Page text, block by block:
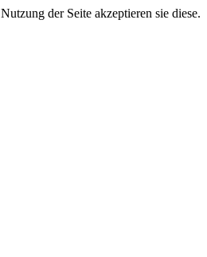
der Seite akzeptieren sie diese.